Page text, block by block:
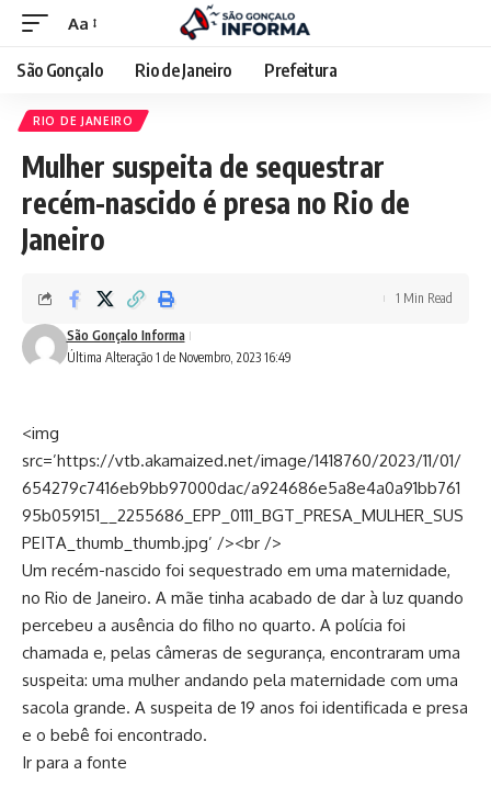
Aa
São Gonçalo Rio de Janeiro Prefeitura
RIO DE JANEIRO
Mulher suspeita de sequestrar
recém-nascido é presa no Rio de
Janeiro
Última Alteração 1 de Novembro, 2023 16:49
São Gonçalo Informa
1 Min Read
<img
src=’https://vtb.akamaized.net/image/1418760/2023/11/01/
654279c7416eb9bb97000dac/a924686e5a8e4a0a91bb761
95b059151__2255686_EPP_0111_BGT_PRESA_MULHER_SUS
PEITA_thumb_thumb.jpg’ /><br />
Um recém-nascido foi sequestrado em uma maternidade,
no Rio de Janeiro. A mãe tinha acabado de dar à luz quando
percebeu a ausência do filho no quarto. A polícia foi
chamada e, pelas câmeras de segurança, encontraram uma
suspeita: uma mulher andando pela maternidade com uma
sacola grande. A suspeita de 19 anos foi identificada e presa
e o bebê foi encontrado.
Ir para a fonte